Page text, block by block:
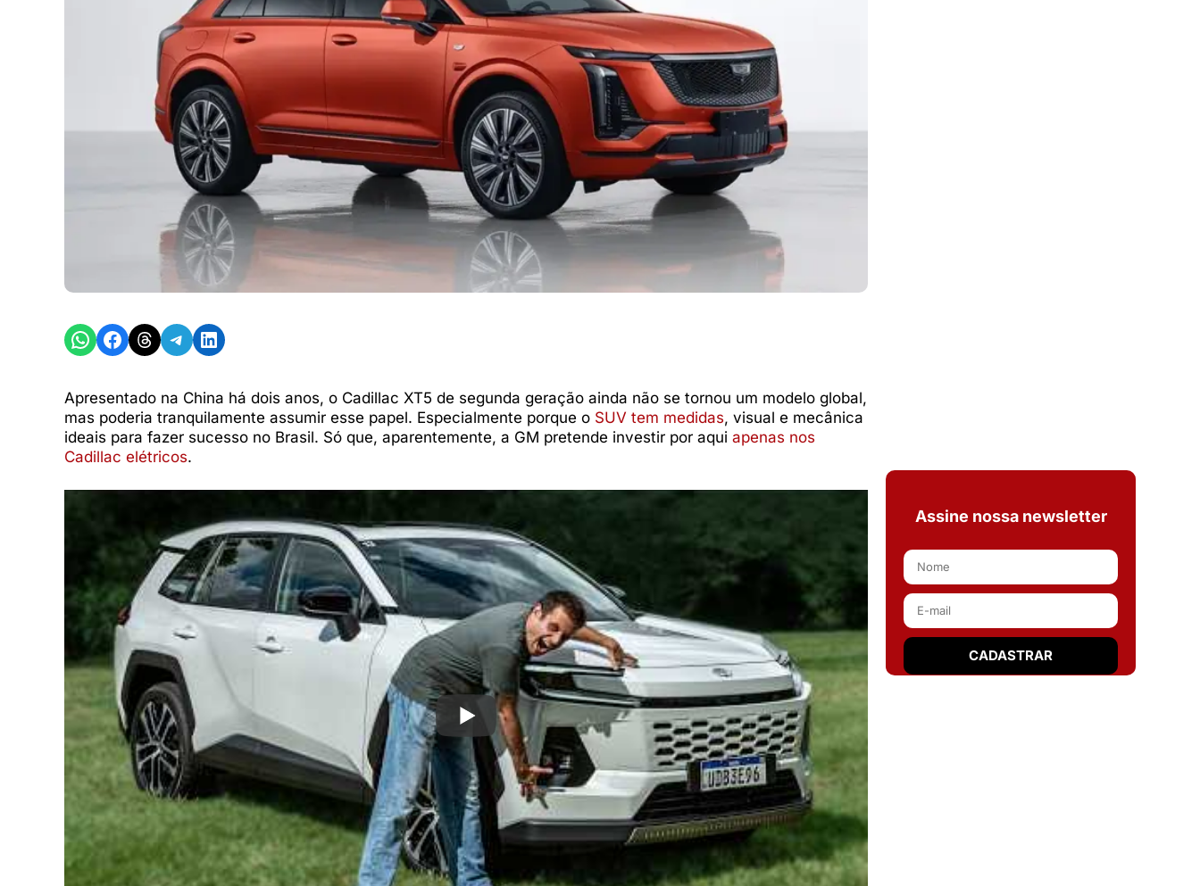
Share on WhatsApp
Share on Facebook
Share on Threads
Share on Telegram
Share on LinkedIn
Apresentado na China há dois anos, o Cadillac XT5 de segunda geração ainda não se tornou um modelo global,
mas poderia tranquilamente assumir esse papel. Especialmente porque o SUV tem medidas, visual e mecânica
ideais para fazer sucesso no Brasil. Só que, aparentemente, a GM pretende investir por aqui apenas nos
Cadillac elétricos.
Assine nossa newsletter